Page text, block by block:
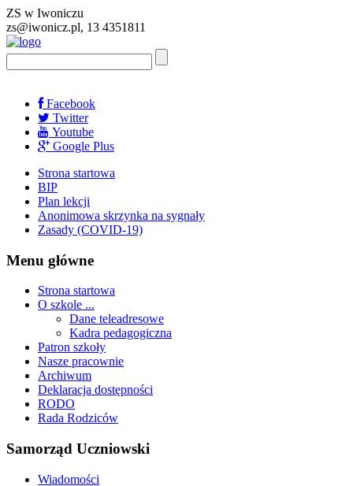
ZS w Iwoniczu
zs@iwonicz.pl, 13 4351811
Facebook
Twitter
Youtube
Google Plus
Strona startowa
BIP
Plan lekcji
Anonimowa skrzynka na sygnały
Zasady (COVID-19)
Menu główne
Strona startowa
O szkole ...
Dane teleadresowe
Kadra pedagogiczna
Patron szkoły
Nasze pracownie
Archiwum
Deklaracja dostępności
RODO
Rada Rodziców
Samorząd Uczniowski
Wiadomości